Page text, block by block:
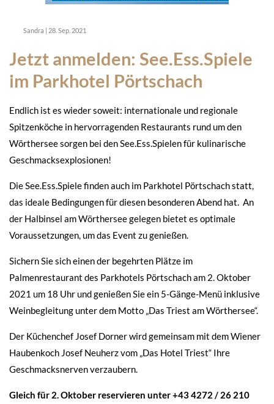
Sandra | 28. Sep. 2021
Jetzt anmelden: See.Ess.Spiele
im Parkhotel Pörtschach
Endlich ist es wieder soweit: internationale und regionale
Spitzenköche in hervorragenden Restaurants rund um den
Wörthersee sorgen bei den See.Ess.Spielen für kulinarische
Geschmacksexplosionen!
Die See.Ess.Spiele finden auch im Parkhotel Pörtschach statt,
das ideale Bedingungen für diesen besonderen Abend hat. An
der Halbinsel am Wörthersee gelegen bietet es optimale
Voraussetzungen, um das Event zu genießen.
Sichern Sie sich einen der begehrten Plätze im
Palmenrestaurant des Parkhotels Pörtschach am 2. Oktober
2021 um 18 Uhr und genießen Sie ein 5-Gänge-Menü inklusive
Weinbegleitung unter dem Motto „Das Triest am Wörthersee“.
Der Küchenchef Josef Dorner wird gemeinsam mit dem Wiener
Haubenkoch Josef Neuherz vom „Das Hotel Triest“ Ihre
Geschmacksnerven verzaubern.
Gleich für 2. Oktober reservieren unter +43 4272 / 26 210